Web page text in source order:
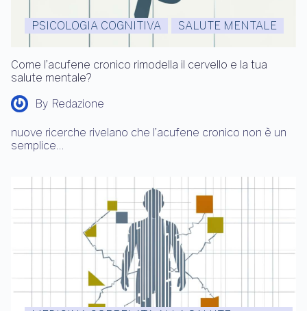
PSICOLOGIA COGNITIVA SALUTE MENTALE
Come l’acufene cronico rimodella il cervello e la tua
salute mentale?
By Redazione
nuove ricerche rivelano che l’acufene cronico non è un
semplice…